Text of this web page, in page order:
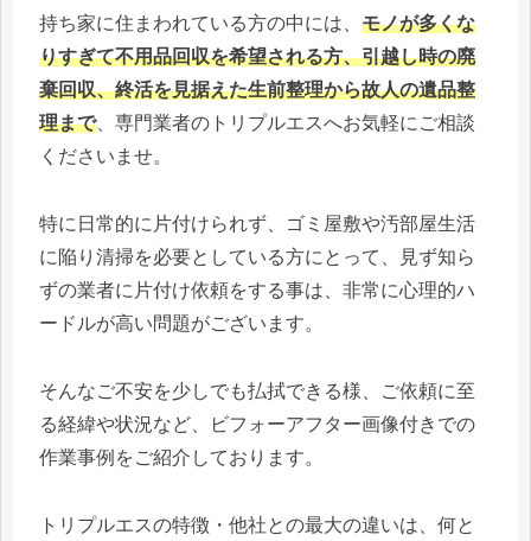
持ち家に住まわれている方の中には、 モノが多くな
りすぎて不用品回収を希望される方、引越し時の廃
棄回収、終活を見据えた生前整理から故人の遺品整
理まで、専門業者のトリプルエスへお気軽にご相談
くださいませ。
特に日常的に片付けられず、ゴミ屋敷や汚部屋生活
に陥り清掃を必要としている方にとって、見ず知ら
ずの業者に片付け依頼をする事は、非常に心理的ハ
ードルが高い問題がございます。
そんなご不安を少しでも払拭できる様、ご依頼に至
る経緯や状況など、ビフォーアフター画像付きでの
作業事例をご紹介しております。
トリプルエスの特徴・他社との最大の違いは、何と